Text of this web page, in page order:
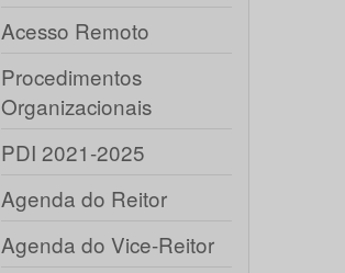
Acesso Remoto
Procedimentos
Organizacionais
PDI 2021-2025
Agenda do Reitor
Agenda do Vice-Reitor